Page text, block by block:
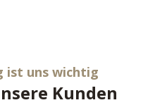
ist uns wichtig
Kunden